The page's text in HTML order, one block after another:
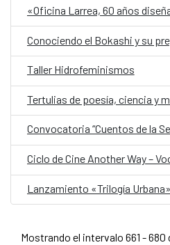
Conociendo el Bokashi y su
Taller Hidrofeminismos
Tertulias de poesía, ciencia y
Convocatoria “Cuentos de la
Ciclo de Cine Another Way –
Lanzamiento «Trilogía Urbana»
Mostrando el intervalo 661 - 680